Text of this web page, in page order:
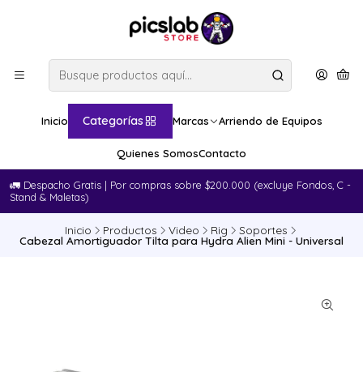
Inicio Categorías Marcas Arriendo de Equipos
Quienes SomosContacto
🚛​ Despacho Gratis | Por compras sobre $200.000 (excluye Fondos, C -
Stand & Maletas)
Inicio Productos Video Rig Soportes
Cabezal Amortiguador Tilta para Hydra Alien Mini - Universal